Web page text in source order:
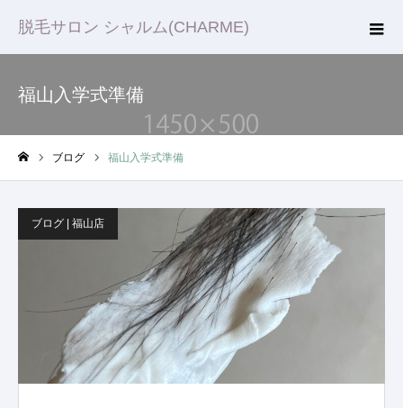
脱毛サロン シャルム(CHARME)
福山入学式準備
ブログ 福山入学式準備
ブログ | 福山店